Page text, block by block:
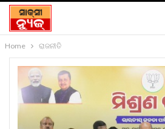
Home ରାଜନୀତି